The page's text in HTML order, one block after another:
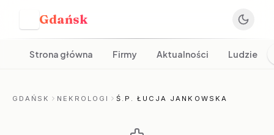
Gdańsk
Strona główna Firmy Aktualności Ludzie
GDAŃSK NEKROLOGI Ś.P. ŁUCJA JANKOWSKA